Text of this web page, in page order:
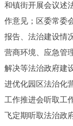
和镇街开展会议述
作意见；区委常委
报告、法治建设情
营商环境、应急管
解决等法治政府建
进优化园区法治化
工作推进会听取工
飞定期听取法治政